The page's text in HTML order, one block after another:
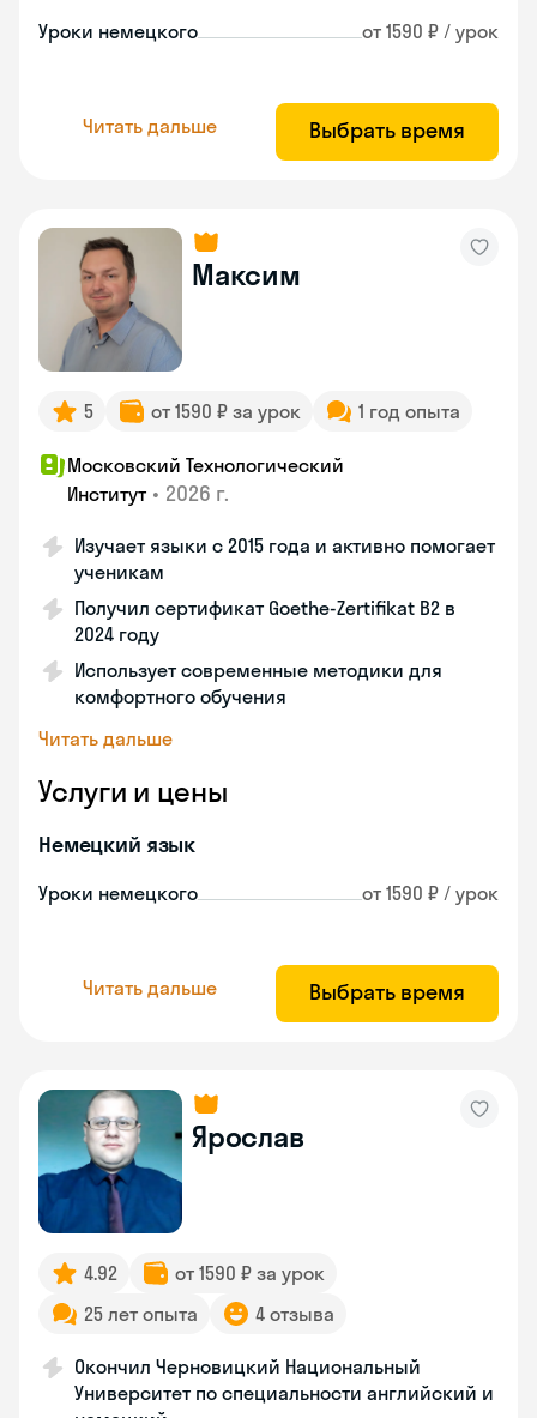
Уроки немецкого от 1590 ₽ / урок
Читать дальше Выбрать время
Максим
5 от 1590 ₽ за урок 1 год опыта
Московский Технологический
Институт • 2026 г.
Изучает языки с 2015 года и активно помогает
ученикам
Получил сертификат Goethe-Zertifikat B2 в
2024 году
Использует современные методики для
комфортного обучения
Читать дальше
Услуги и цены
Немецкий язык
Уроки немецкого от 1590 ₽ / урок
Читать дальше Выбрать время
Ярослав
4.92
от 1590 ₽ за урок
25 лет опыта
4 отзыва
Окончил Черновицкий Национальный
Университет по специальности английский и